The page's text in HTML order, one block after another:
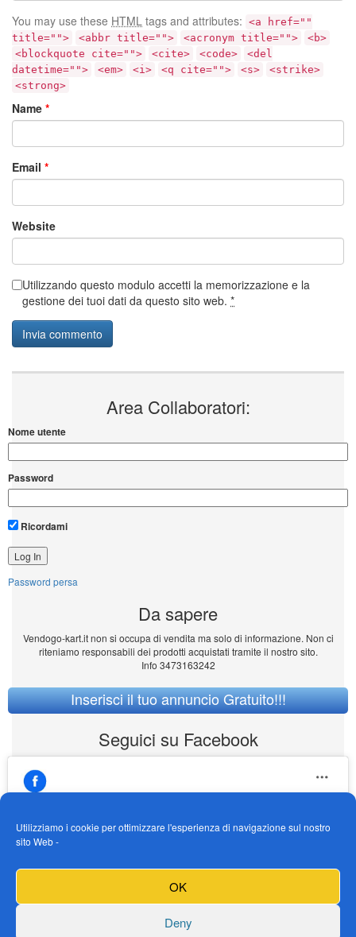
Utilizziamo i cookie per ottimizzare l'esperienza di navigazione sul nostro
sito Web -
OK
Deny
You may use these HTML tags and attributes: <a href=""
title="">
<abbr title=""> <acronym title="">
<b>
<blockquote cite="">
<cite> <code>
<del
datetime="">
<em> <i> <q cite=""> <s>
<strike>
<strong>
Name *
Email *
Website
Utilizzando questo modulo accetti la memorizzazione e la
gestione dei tuoi dati da questo sito web. *
Area Collaboratori:
Nome utente
Password
Ricordami
Password persa
Da sapere
Vendogo-kart.it non si occupa di vendita ma solo di informazione. Non ci
riteniamo responsabili dei prodotti acquistati tramite il nostro sito.
Info 3473163242
Inserisci il tuo annuncio Gratuito!!!
Seguici su Facebook
https://www.facebook.com/Vendogokartit/
Fai clic per accettare i cookie marketing e
abilitare questo contenuto